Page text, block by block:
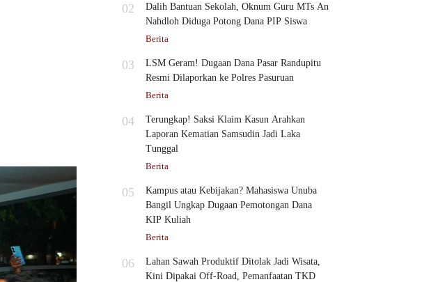
02
Dalih Bantuan Sekolah, Oknum Guru MTs An
Nahdloh Diduga Potong Dana PIP Siswa
Berita
03
LSM Geram! Dugaan Dana Pasar Randupitu
Resmi Dilaporkan ke Polres Pasuruan
Berita
04
Terungkap! Saksi Klaim Kasun Arahkan
Laporan Kematian Samsudin Jadi Laka
Tunggal
Berita
05
Kampus atau Kebijakan? Mahasiswa Unuba
Bangil Ungkap Dugaan Pemotongan Dana
KIP Kuliah
Berita
06
Lahan Sawah Produktif Ditolak Jadi Wisata,
Kini Dipakai Off-Road, Pemanfaatan TKD